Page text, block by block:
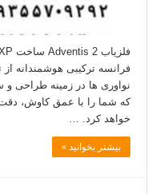
فرانسه ترکیبی هوشمندانه از
نواوری ها در زمینه طراحی
که شما را با عمق کاوش،
خواهد کرد. …
بیشتر بخوانید »